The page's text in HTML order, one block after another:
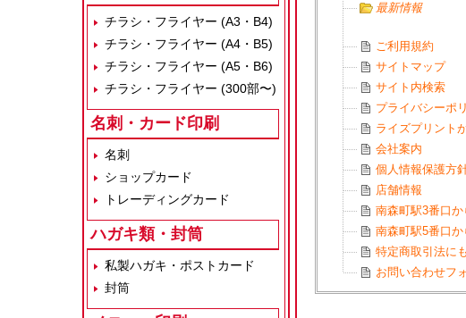
最新情報
ご利用規約
サイトマップ
サイト内検索
プライバシーポ
ライズプリント
会社案内
個人情報保護方
店舗情報
南森町駅3番口
南森町駅5番口
特定商取引法に
お問い合わせフ
チラシ・フライヤー (A3・B4)
チラシ・フライヤー (A4・B5)
チラシ・フライヤー (A5・B6)
チラシ・フライヤー (300部〜)
名刺・カード印刷
名刺
ショップカード
トレーディングカード
ハガキ類・封筒
私製ハガキ・ポストカード
封筒